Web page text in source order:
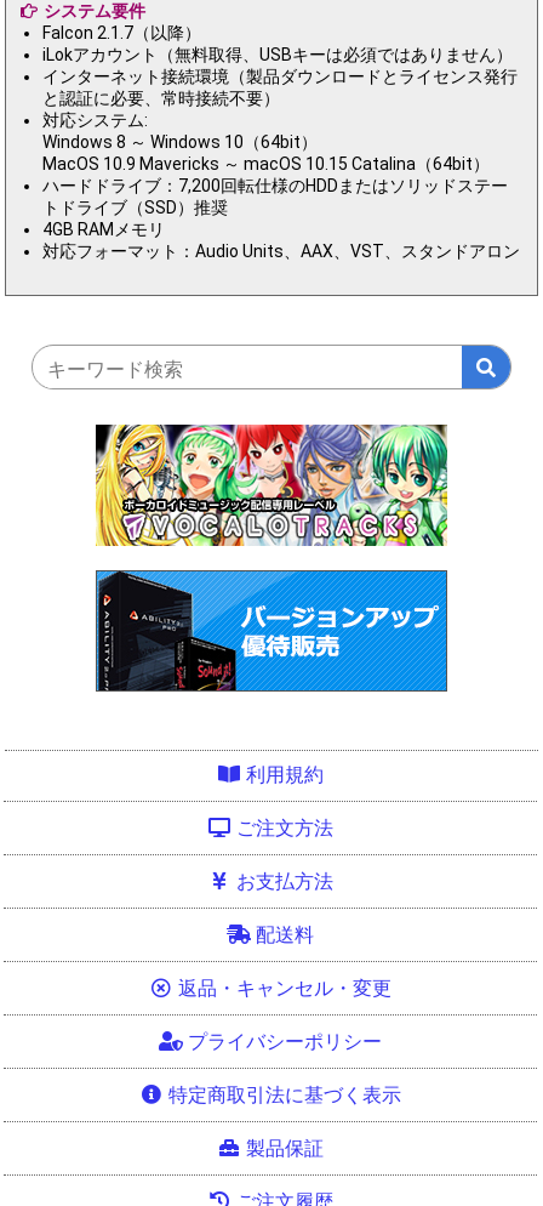
システム要件
Falcon 2.1.7（以降）
iLokアカウント（無料取得、USBキーは必須ではありません）
インターネット接続環境（製品ダウンロードとライセンス発行
と認証に必要、常時接続不要）
対応システム:
Windows 8 ～ Windows 10（64bit）
MacOS 10.9 Mavericks ～ macOS 10.15 Catalina（64bit）
ハードドライブ：7,200回転仕様のHDDまたはソリッドステー
トドライブ（SSD）推奨
4GB RAMメモリ
対応フォーマット：Audio Units、AAX、VST、スタンドアロン
利用規約
ご注文方法
お支払方法
配送料
返品・キャンセル・変更
プライバシーポリシー
特定商取引法に基づく表示
製品保証